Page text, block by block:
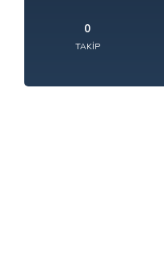
0
TAKIP